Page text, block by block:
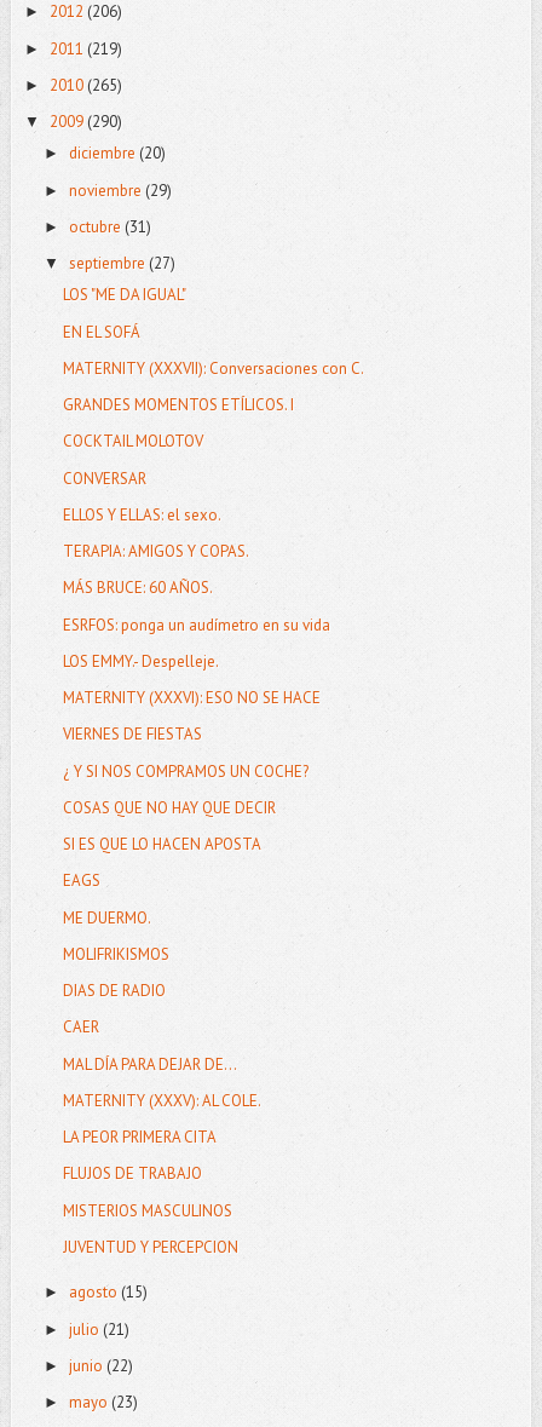
► 2012 (206)
► 2011 (219)
► 2010(265)
▼ 2009(290)
► diciembre (20)
► noviembre (29)
► octubre (31)
▼ septiembre (27)
LOS "ME DA IGUAL"
EN EL SOFÁ
MATERNITY (XXXVII): Conversaciones con C.
GRANDES MOMENTOS ETÍLICOS. I
COCKTAIL MOLOTOV
CONVERSAR
ELLOS Y ELLAS: el sexo.
TERAPIA: AMIGOS Y COPAS.
MÁS BRUCE: 60 AÑOS.
ESRFOS: ponga un audímetro en su vida
LOS EMMY.- Despelleje.
MATERNITY (XXXVI): ESO NO SE HACE
VIERNES DE FIESTAS
¿ Y SI NOS COMPRAMOS UN COCHE?
COSAS QUE NO HAY QUE DECIR
SI ES QUE LO HACEN APOSTA
EAGS
ME DUERMO.
MOLIFRIKISMOS
DIAS DE RADIO
CAER
MAL DÍA PARA DEJAR DE...
MATERNITY (XXXV): AL COLE.
LA PEOR PRIMERA CITA
FLUJOS DE TRABAJO
MISTERIOS MASCULINOS
JUVENTUD Y PERCEPCION
► agosto (15)
► julio (21)
► junio (22)
► mayo (23)